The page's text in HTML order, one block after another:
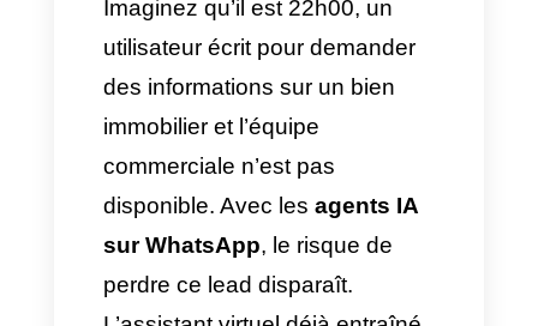
très naturelle. Pour
l’utilisateur, cela est
totalement transparent, il ne
se rend même pas compte
qu’il parle à un assistant
virtuel. Cela améliore
considérablement